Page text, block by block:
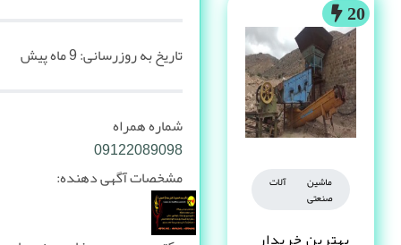
20
ماشین آلات
صنعتی
تاریخ به روزرسانی:9 ماه پیش
شماره همراه
09122089098
مشخصات آگهی دهنده: